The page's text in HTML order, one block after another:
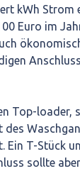
kWh Strom
Euro im
Top-loader,
des
Ein T-Stück
sollte aber